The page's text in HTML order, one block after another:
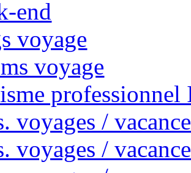
end
voyage
voyage
voyages /
voyages /